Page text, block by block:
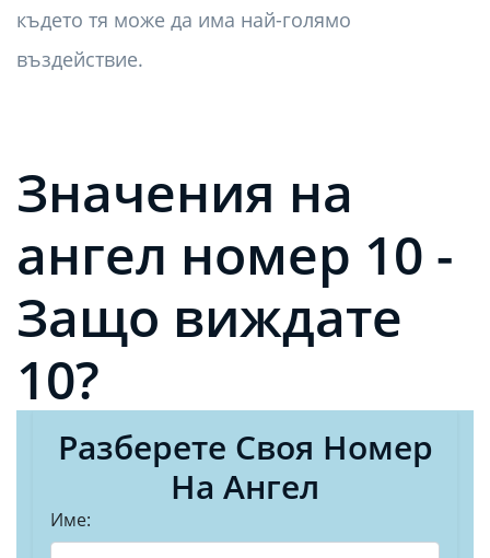
където тя може да има най-голямо
въздействие.
Значения на
ангел номер 10 -
Защо виждате
10?
Разберете Своя Номер
На Ангел
Име: